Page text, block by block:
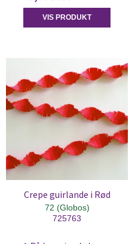
VIS PRODUKT
Crepe guirlande i Rød
72 (Globos)
725763